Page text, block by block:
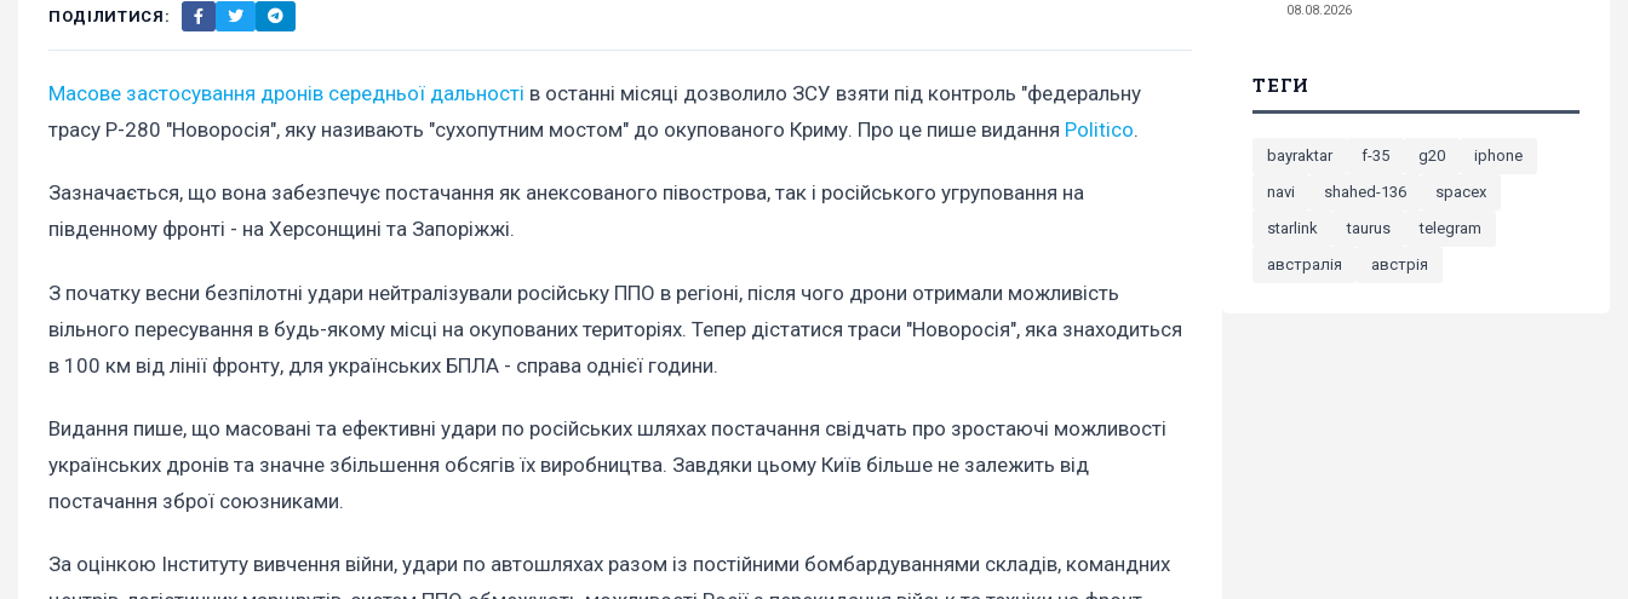
ПОДІЛИТИСЯ:
Масове застосування дронів середньої дальності в останні місяці дозволило ЗСУ взяти під контроль "федеральну
трасу Р-280 "Новоросія", яку називають "сухопутним мостом" до окупованого Криму. Про це пише видання Politico.
Зазначається, що вона забезпечує постачання як анексованого півострова, так і російського угруповання на
південному фронті - на Херсонщині та Запоріжжі.
З початку весни безпілотні удари нейтралізували російську ППО в регіоні, після чого дрони отримали можливість
вільного пересування в будь-якому місці на окупованих територіях. Тепер дістатися траси "Новоросія", яка знаходиться
в 100 км від лінії фронту, для українських БПЛА - справа однієї години.
Видання пише, що масовані та ефективні удари по російських шляхах постачання свідчать про зростаючі можливості
українських дронів та значне збільшення обсягів їх виробництва. Завдяки цьому Київ більше не залежить від
постачання зброї союзниками.
За оцінкою Інституту вивчення війни, удари по автошляхах разом із постійними бомбардуваннями складів, командних
08.08.2026
ТЕГИ
bayraktar f-35 g20
iphone
navi
shahed-136
spacex
starlink
taurus
telegram
австралія
австрія